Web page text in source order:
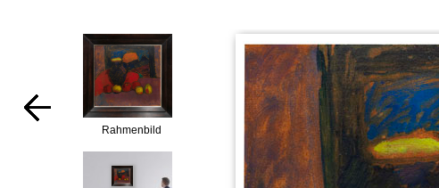
Rahmenbild